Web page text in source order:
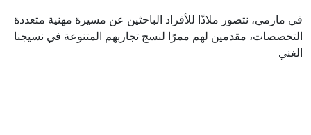
في مارمي، نتصور ملاذًا للأفراد الباحثين عن مسيرة مهنية متعددة
التخصصات، مقدمين لهم ممرًا لنسج تجاربهم المتنوعة في نسيجنا
الغني